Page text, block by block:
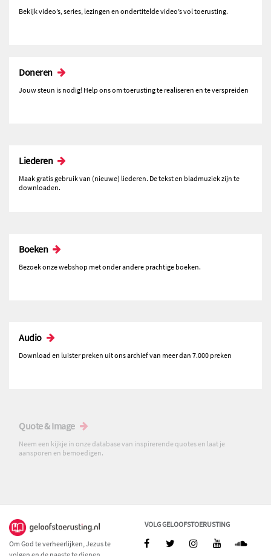
Bekijk video’s, series, lezingen en ondertitelde video’s vol toerusting.
Doneren
Jouw steun is nodig! Help ons om toerusting te realiseren en te verspreiden
Liederen
Maak gratis gebruik van (nieuwe) liederen. De tekst en bladmuziek zijn te
downloaden.
Boeken
Bezoek onze webshop met onder andere prachtige boeken.
Audio
Download en luister preken uit ons archief van meer dan 7.000 preken
Quote & Image
Neem een kijkje in onze database van inspirerende quotes en laat je
aansporen en bemoedigen.
Om God te verheerlijken, Jezus te
VOLG GELOOFSTOERUSTING